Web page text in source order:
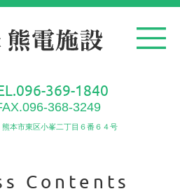
369-1840
368-3249
熊本市東区小峯二丁目６番６４号
Contents